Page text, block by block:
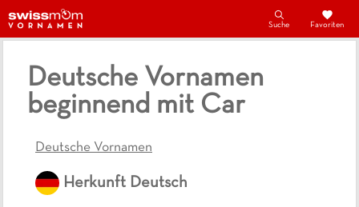
Suche Favoriten
Deutsche Vornamen
beginnend mit Car
Deutsche Vornamen
Herkunft Deutsch